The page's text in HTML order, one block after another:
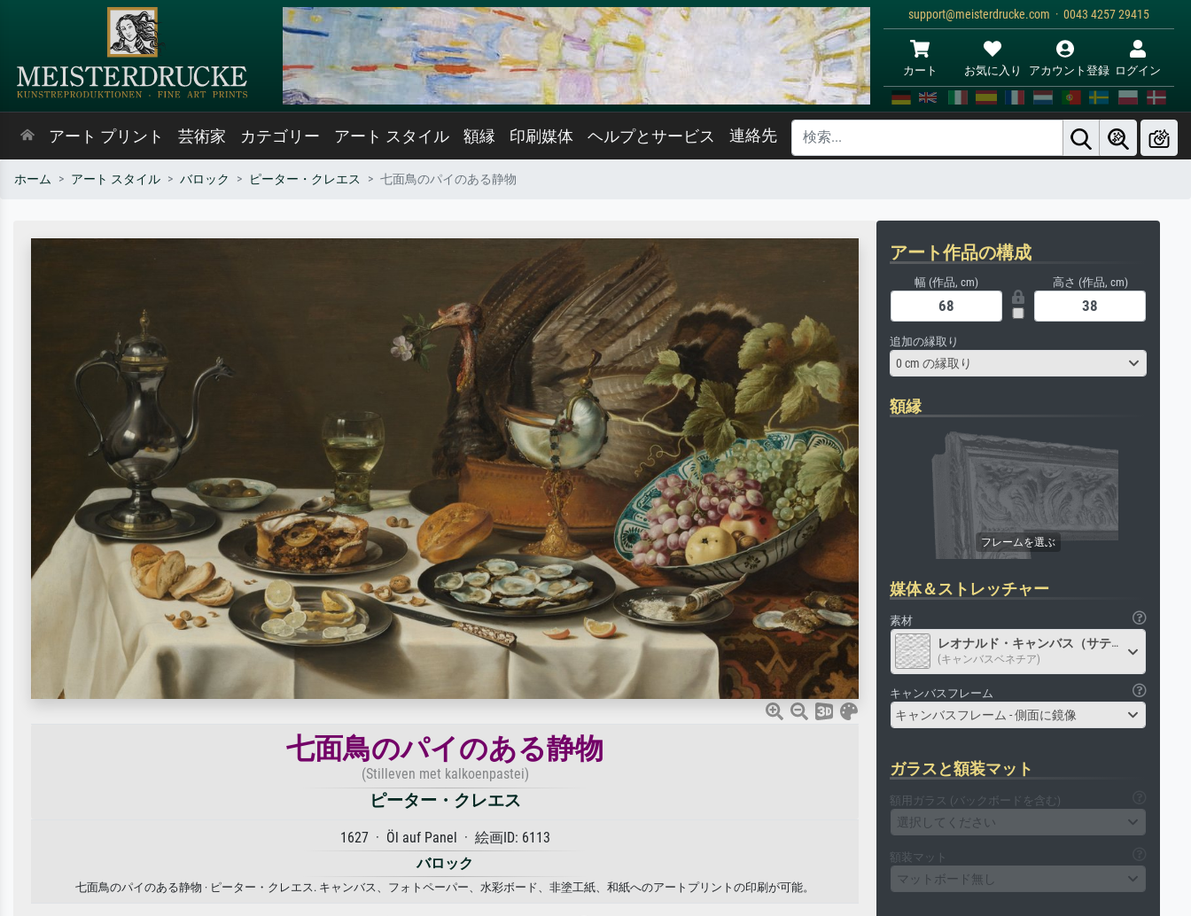
support@meisterdrucke.com · 0043 4257 29415
カート お気に入り アカウント登録 ログイン
アート プリント 芸術家 カテゴリー アート スタイル 額縁 印刷媒体 ヘルプとサービス 連絡先
ホーム アート スタイル バロック ピーター・クレエス 七面鳥のパイのある静物
七面鳥のパイのある静物
(Stilleven met kalkoenpastei)
ピーター・クレエス
1627 · Öl auf Panel · 絵画ID: 6113
バロック
七面鳥のパイのある静物 · ピーター・クレエス. キャンバス、フォトペーパー、水彩ボード、非塗工紙、和紙へのアートプリントの印刷が可能。
アート作品の構成
幅 (作品, cm) 高さ (作品, cm)
追加の縁取り
0 cm の縁取り
額縁
媒体＆ストレッチャー
素材
レオナルド・キャンバス（サテン）
(キャンバスベネチア)
キャンバスフレーム
キャンバスフレーム - 側面に鏡像
ガラスと額装マット
額用ガラス (バックボードを含む)
選択してください
額装マット
マットボード無し